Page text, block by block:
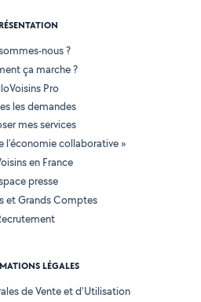
nous ?
ça marche ?
Pro
les demandes
mes services
l'économie collaborative »
en France
presse
et Grands Comptes
LÉGALES
de Vente et d'Utilisation